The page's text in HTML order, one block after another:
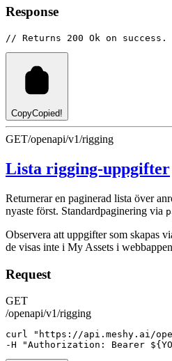
Response
// Returns 200 Ok on success.
CopyCopied!
GET/openapi/v1/rigging
Lista rigging-uppgifter
Returnerar en paginerad lista över
nyaste först. Standardpaginering via
Observera att uppgifter som skapas
de visas inte i My Assets i
Request
GET
/openapi/v1/rigging
curl
"https://api.meshy.ai/
-H
"Authorization: Bearer